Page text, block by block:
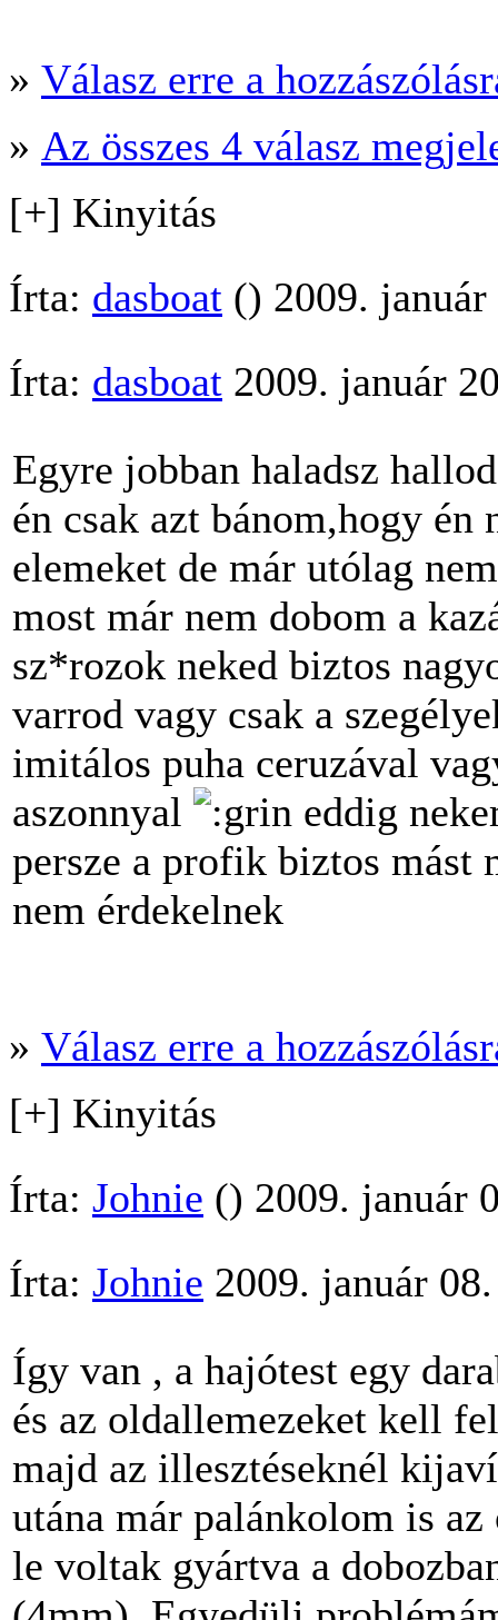
» Válasz erre a
» Az összes 4 válasz
[+] Kinyitás
Írta: dasboat () 2009.
Írta: dasboat 2009. január
Egyre jobban haladsz
én csak azt bánom,hogy
elemeket de már utólag
most már nem dobom a
sz*rozok neked biztos
varrod vagy csak a
imitálos puha ceruzával
aszonnyal
eddig
persze a profik biztos mást
nem érdekelnek
» Válasz erre a
[+] Kinyitás
Írta: Johnie () 2009. január
Írta: Johnie 2009. január
Így van , a hajótest egy
és az oldallemezeket kell
majd az illesztéseknél
utána már palánkolom is
le voltak gyártva a